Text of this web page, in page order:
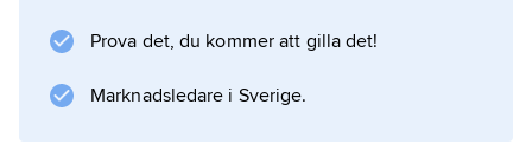
Information om artikeln
Prova det, du kommer att gilla det!
Marknadsledare i Sverige.